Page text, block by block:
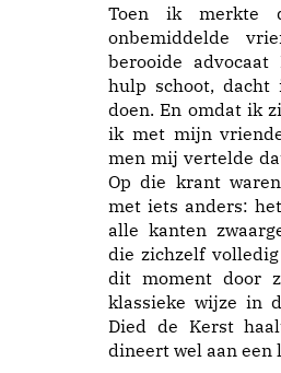
Toen ik merkte
onbemiddelde
berooide
hulp schoot,
doen. En omdat ik
ik met mijn
men mij vertelde
Op die krant
met iets anders:
alle kanten
die zichzelf
dit moment door
klassieke wijze in
Died de Kerst
dineert wel aan een